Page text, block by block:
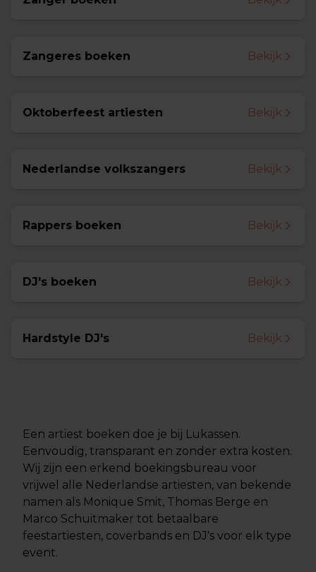
Zangeres boeken Bekijk
Oktoberfeest artiesten Bekijk
Nederlandse volkszangers Bekijk
Rappers boeken Bekijk
DJ's boeken Bekijk
Hardstyle DJ's Bekijk
Een artiest boeken doe je bij Lukassen.
Eenvoudig, transparant en zonder extra kosten.
Wij zijn een erkend boekingsbureau voor
vrijwel alle Nederlandse artiesten, van bekende
namen als Monique Smit, Thomas Berge en
Marco Schuitmaker tot betaalbare
feestartiesten, coverbands en DJ's voor elk type
event.